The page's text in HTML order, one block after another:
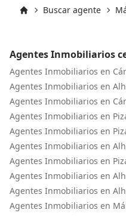
un equipo maravilloso.
Buscar agente
Agentes Inmobiliarios
Agentes Inmobiliarios en
Agentes Inmobiliarios en
Agentes Inmobiliarios en
Agentes Inmobiliarios en
Agentes Inmobiliarios en
Agentes Inmobiliarios en
Agentes Inmobiliarios en
Agentes Inmobiliarios en
Agentes Inmobiliarios en
Agentes Inmobiliarios en